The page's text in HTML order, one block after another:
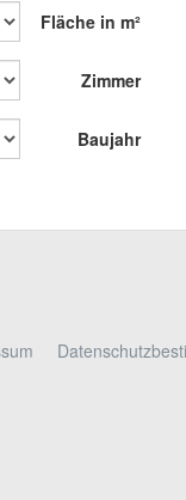
Fläche in m²
Zimmer
Baujahr